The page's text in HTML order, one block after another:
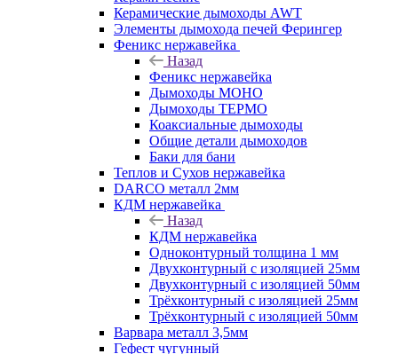
Керамические дымоходы AWT
Элементы дымохода печей Ферингер
Феникс нержавейка
Назад
Феникс нержавейка
Дымоходы МОНО
Дымоходы ТЕРМО
Коаксиальные дымоходы
Общие детали дымоходов
Баки для бани
Теплов и Сухов нержавейка
DARCO металл 2мм
КДМ нержавейка
Назад
КДМ нержавейка
Одноконтурный толщина 1 мм
Двухконтурный с изоляцией 25мм
Двухконтурный с изоляцией 50мм
Трёхконтурный с изоляцией 25мм
Трёхконтурный с изоляцией 50мм
Варвара металл 3,5мм
Гефест чугунный